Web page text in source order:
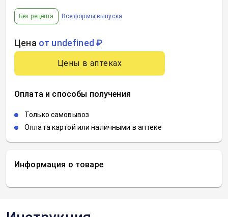
Информация о товаре
Без рецепта Все формы выпуска
Цена от undefined ₽
Цены в аптеках
Оплата и способы получения
Только самовывоз
Оплата картой или наличными в аптеке